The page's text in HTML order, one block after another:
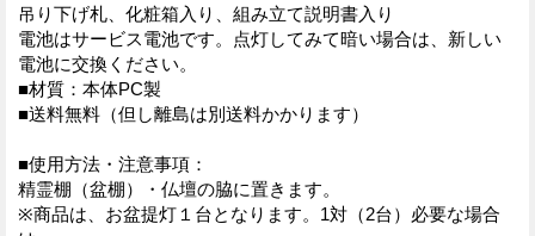
吊り下げ札、化粧箱入り、組み立て説明書入り
電池はサービス電池です。点灯してみて暗い場合は、新しい
電池に交換ください。
■材質：本体PC製
■送料無料（但し離島は別送料かかります）
■使用方法・注意事項：
精霊棚（盆棚）・仏壇の脇に置きます。
※商品は、お盆提灯１台となります。1対（2台）必要な場合